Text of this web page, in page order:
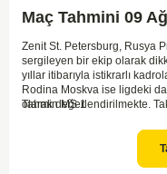
Maç Tahmini 09
Zenit St. Petersburg, Rusya
sergileyen bir ekip olarak
yıllar itibarıyla istikrarlı
Rodina Moskva ise ligdeki
olarak değerlendirilmekte.
Zenit'in ev sahibi avantajı
alındığında, maçın genel
birlikte, Zenit'in net bir
Tahmin MS 1